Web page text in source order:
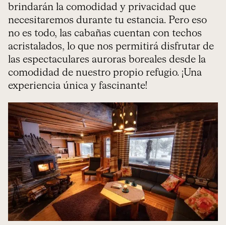
brindarán la comodidad y privacidad que
necesitaremos durante tu estancia. Pero eso
no es todo, las cabañas cuentan con techos
acristalados, lo que nos permitirá disfrutar de
las espectaculares auroras boreales desde la
comodidad de nuestro propio refugio. ¡Una
experiencia única y fascinante!